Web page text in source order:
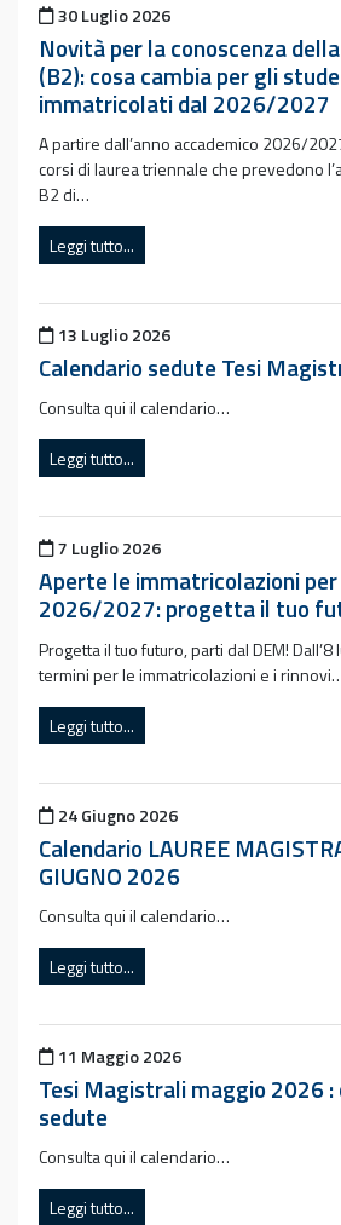
Pubblicato il
30 Luglio 2026
Novità per la conoscenza
(B2): cosa cambia per gli
immatricolati dal 2026/2027
A partire dall’anno accademico 2026/
corsi di laurea triennale che prevedono
B2 di…
Leggi tutto...
Pubblicato il
13 Luglio 2026
Calendario sedute Tesi
Consulta qui il calendario…
Leggi tutto...
Pubblicato il
7 Luglio 2026
Aperte le immatricolazioni per
2026/2027: progetta il tuo
Progetta il tuo futuro, parti dal DEM!
termini per le immatricolazioni e i
Leggi tutto...
Pubblicato il
24 Giugno 2026
Calendario LAUREE
GIUGNO 2026
Consulta qui il calendario…
Leggi tutto...
Pubblicato il
11 Maggio 2026
Tesi Magistrali maggio 2026 :
sedute
Consulta qui il calendario…
Leggi tutto...